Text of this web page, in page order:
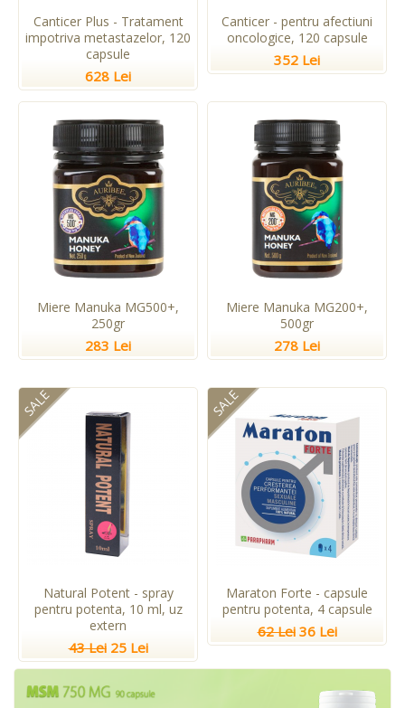
Canticer Plus - Tratament
impotriva metastazelor, 120
capsule
628 Lei
Canticer - pentru afectiuni
oncologice, 120 capsule
352 Lei
Miere Manuka MG500+,
250gr
283 Lei
Miere Manuka MG200+,
500gr
278 Lei
SALE
Natural Potent - spray
pentru potenta, 10 ml, uz
extern
43 Lei 25 Lei
SALE
Maraton Forte - capsule
pentru potenta, 4 capsule
62 Lei 36 Lei